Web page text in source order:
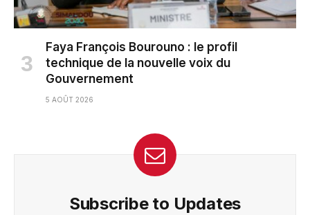
Faya François Bourouno : le profil
technique de la nouvelle voix du
Gouvernement
5 AOÛT 2026
Subscribe to Updates